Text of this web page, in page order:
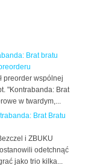
Brat bratu
preorder wspólnej
"Kontrabanda: Brat
w twardym,...
Brat Bratu
i ZBUKU
odetchnąć
jako trio kilka...